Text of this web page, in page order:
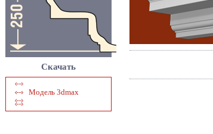
Скачать
Модель 3dmax